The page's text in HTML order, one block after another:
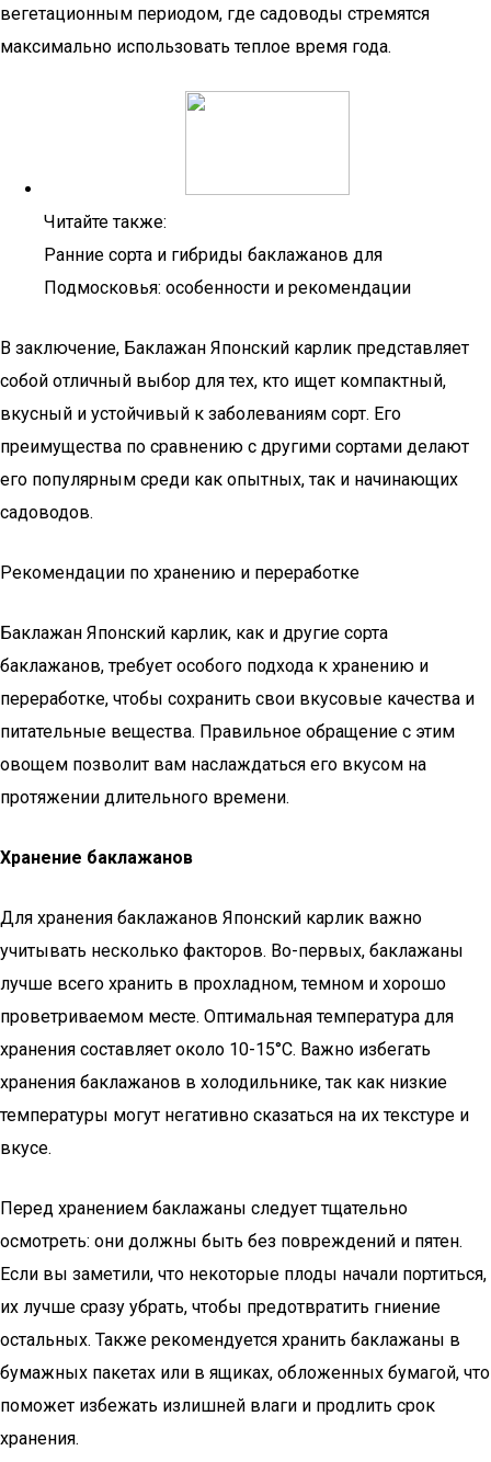
вегетационным периодом, где садоводы стремятся
максимально использовать теплое время года.
Читайте также:
Ранние сорта и гибриды баклажанов для
Подмосковья: особенности и рекомендации
В заключение, Баклажан Японский карлик представляет
собой отличный выбор для тех, кто ищет компактный,
вкусный и устойчивый к заболеваниям сорт. Его
преимущества по сравнению с другими сортами делают
его популярным среди как опытных, так и начинающих
садоводов.
Рекомендации по хранению и переработке
Баклажан Японский карлик, как и другие сорта
баклажанов, требует особого подхода к хранению и
переработке, чтобы сохранить свои вкусовые качества и
питательные вещества. Правильное обращение с этим
овощем позволит вам наслаждаться его вкусом на
протяжении длительного времени.
Хранение баклажанов
Для хранения баклажанов Японский карлик важно
учитывать несколько факторов. Во-первых, баклажаны
лучше всего хранить в прохладном, темном и хорошо
проветриваемом месте. Оптимальная температура для
хранения составляет около 10-15°C. Важно избегать
хранения баклажанов в холодильнике, так как низкие
температуры могут негативно сказаться на их текстуре и
вкусе.
Перед хранением баклажаны следует тщательно
осмотреть: они должны быть без повреждений и пятен.
Если вы заметили, что некоторые плоды начали портиться,
их лучше сразу убрать, чтобы предотвратить гниение
остальных. Также рекомендуется хранить баклажаны в
бумажных пакетах или в ящиках, обложенных бумагой, что
поможет избежать излишней влаги и продлить срок
хранения.